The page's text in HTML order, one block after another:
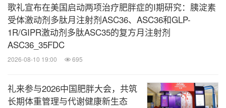
歌礼宣布在美国启动两项治疗肥胖症的I期研究：胰淀素
受体激动剂多肽月注射剂ASC36、ASC36和GLP-
1R/GIPR激动剂多肽ASC35的复方月注射剂
ASC36_35FDC
2026-08-10 19:00 695
礼来参与2026中国肥胖大会，共筑
长期体重管理与代谢健康新生态